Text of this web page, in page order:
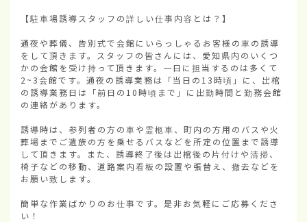
【駐車場誘導スタッフの詳しい仕事内容とは？】
通夜や葬儀、告別式で会館にいらっしゃるお客様の車の誘導
をして頂きます。スタッフの皆さんには、愛知県内のいくつ
かの会館を受け持って頂きます。一日に担当するのは多くて
2~3会館です。通夜の誘導業務は「当日の13時頃」に、出棺
の誘導業務日は「前日の10時頃まで」に出勤時間と勤務会館
の連絡があります。
誘導時は、参列者の方の車や霊柩車、町内の方用のバスや火
葬場までご遺族の方を乗せるバスなどを所定の位置まで誘導
して頂きます。また、誘導終了後は出棺後の片付けや清掃、
椅子などの移動、道路案内看板の設置や張替え、撤去などを
お願い致します。
簡単な作業ばかりのお仕事です。是非お気軽にご応募くださ
い！